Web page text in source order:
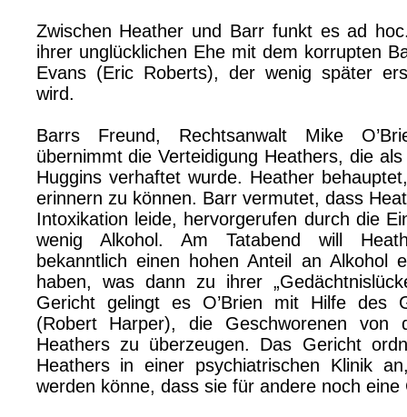
Zwischen Heather und Barr funkt es ad
ihrer unglücklichen Ehe mit dem korrupten
Evans (Eric Roberts), der wenig später
wird.
Barrs Freund, Rechtsanwalt Mike
übernimmt die Verteidigung Heathers, die
Huggins verhaftet wurde. Heather
erinnern zu können. Barr vermutet, dass
Intoxikation leide, hervorgerufen durch die
wenig Alkohol. Am Tatabend will
bekanntlich einen hohen Anteil an Alkohol
haben, was dann zu ihrer
Gericht gelingt es O’Brien mit Hilfe des
(Robert Harper), die Geschworenen von
Heathers zu überzeugen. Das Gericht
Heathers in einer psychiatrischen Klinik
werden könne, dass sie für andere noch eine